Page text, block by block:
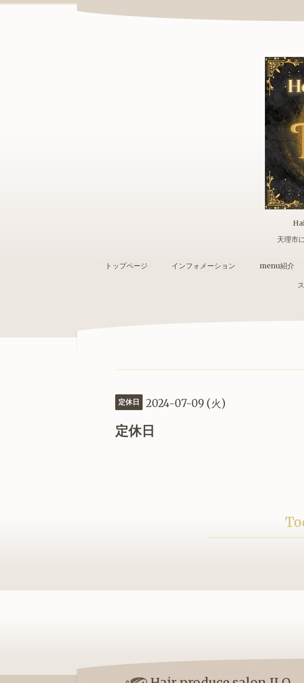
天理市
トップページ インフォメーション menu紹介
定休日 2024-07-09 (火)
定休日